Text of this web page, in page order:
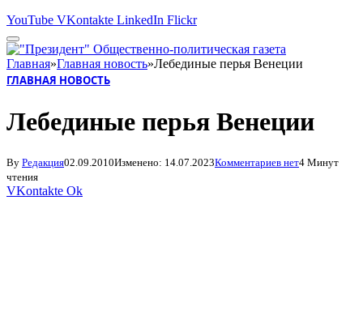
YouTube VKontakte LinkedIn Flickr
Главная»Главная новость»Лебединые перья Венеции
ГЛАВНАЯ НОВОСТЬ
Лебединые перья Венеции
By Редакция02.09.2010Изменено: 14.07.2023Комментариев нет4 Минут
чтения
VKontakte Ok